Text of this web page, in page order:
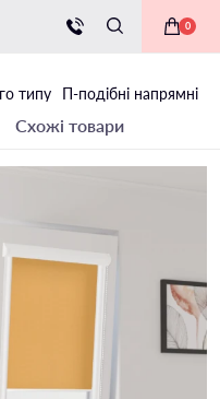
0
типу П-подібні напрямні
Схожі товари